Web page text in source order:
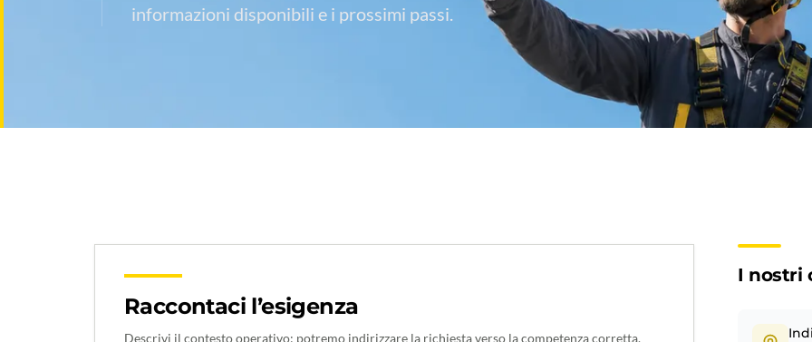
informazioni disponibili e i prossimi passi.
Raccontaci l’esigenza
Descrivi il contesto operativo: potremo indirizzare la richiesta verso la competenza corretta.
I nostri